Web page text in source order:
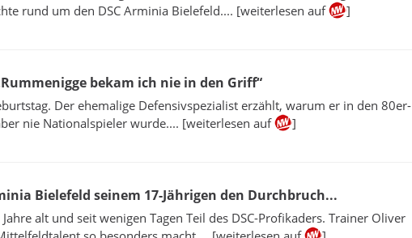
rund um den DSC Arminia Bielefeld.... [weiterlesen auf
]
bekam ich nie in den Griff“
Der ehemalige Defensivspezialist erzählt, warum er in den 80er-
nie Nationalspieler wurde.... [weiterlesen auf
]
Bielefeld seinem 17-Jährigen den Durchbruch...
alt und seit wenigen Tagen Teil des DSC-Profikaders. Trainer Oliver